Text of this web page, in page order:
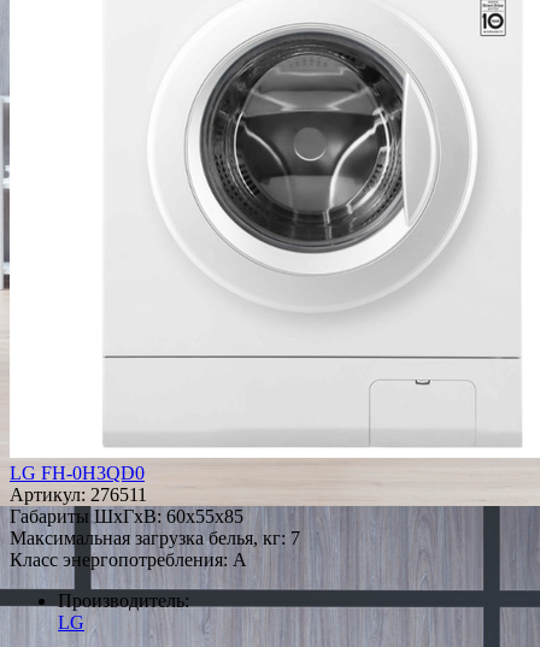
LG FH-0H3QD0
Артикул: 276511
Габариты ШxГxВ: 60x55x85
Максимальная загрузка белья, кг: 7
Класс энергопотребления: A
Производитель:
LG